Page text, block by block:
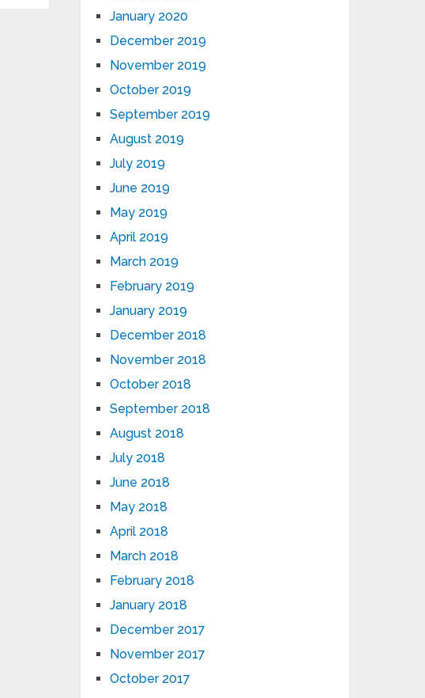
January 2020
December 2019
November 2019
October 2019
September 2019
August 2019
July 2019
June 2019
May 2019
April 2019
March 2019
February 2019
January 2019
December 2018
November 2018
October 2018
September 2018
August 2018
July 2018
June 2018
May 2018
April 2018
March 2018
February 2018
January 2018
December 2017
November 2017
October 2017